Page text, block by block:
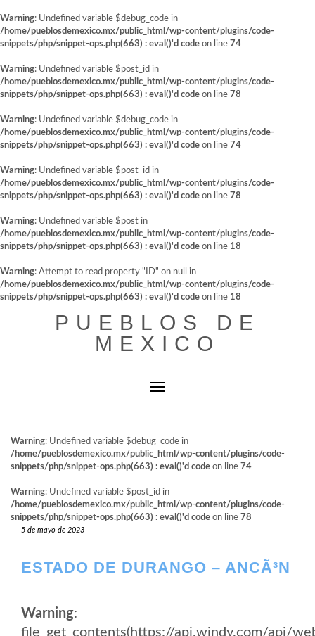
Warning: Undefined variable $debug_code in
/home/pueblosdemexico.mx/public_html/wp-content/plugins/code-
snippets/php/snippet-ops.php(663) : eval()'d code on line 74
Warning: Undefined variable $post_id in
/home/pueblosdemexico.mx/public_html/wp-content/plugins/code-
snippets/php/snippet-ops.php(663) : eval()'d code on line 78
Warning: Undefined variable $debug_code in
/home/pueblosdemexico.mx/public_html/wp-content/plugins/code-
snippets/php/snippet-ops.php(663) : eval()'d code on line 74
Warning: Undefined variable $post_id in
/home/pueblosdemexico.mx/public_html/wp-content/plugins/code-
snippets/php/snippet-ops.php(663) : eval()'d code on line 78
Warning: Undefined variable $post in
/home/pueblosdemexico.mx/public_html/wp-content/plugins/code-
snippets/php/snippet-ops.php(663) : eval()'d code on line 18
Warning: Attempt to read property "ID" on null in
/home/pueblosdemexico.mx/public_html/wp-content/plugins/code-
snippets/php/snippet-ops.php(663) : eval()'d code on line 18
PUEBLOS DE
MEXICO
Cambiar modo de navegación
Warning: Undefined variable $debug_code in
/home/pueblosdemexico.mx/public_html/wp-content/plugins/code-
snippets/php/snippet-ops.php(663) : eval()'d code on line 74
Warning: Undefined variable $post_id in
/home/pueblosdemexico.mx/public_html/wp-content/plugins/code-
snippets/php/snippet-ops.php(663) : eval()'d code on line 78
5 de mayo de 2023
ESTADO DE DURANGO – ANCÃ³N
Warning:
file_get_contents(https://api.windy.com/api/